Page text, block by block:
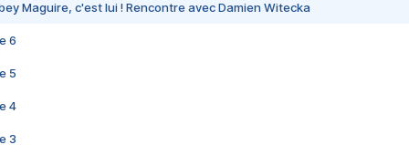
Maguire, c'est lui ! Rencontre avec Damien Witecka
6
5
4
3